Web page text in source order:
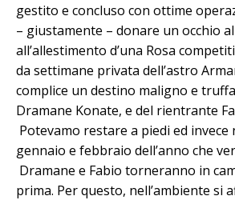
gestito e concluso con ottime
– giustamente – donare un occhio
all’allestimento d’una Rosa
da settimane privata dell’astro
complice un destino maligno e
Dramane Konate, e del rientrante
Potevamo restare a piedi ed invece
gennaio e febbraio dell’anno che
Dramane e Fabio torneranno in
prima. Per questo, nell’ambiente si